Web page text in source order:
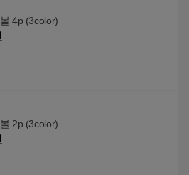
4p (3color)
2p (3color)